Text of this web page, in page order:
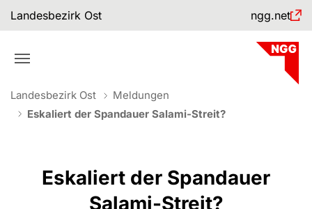
Skip to main navigation
Skip to main content
Skip to page footer
Landesbezirk Ost ngg.net
You are here:
Landesbezirk Ost
Meldungen
Eskaliert der Spandauer Salami-Streit?
Eskaliert der Spandauer
Salami-Streit?